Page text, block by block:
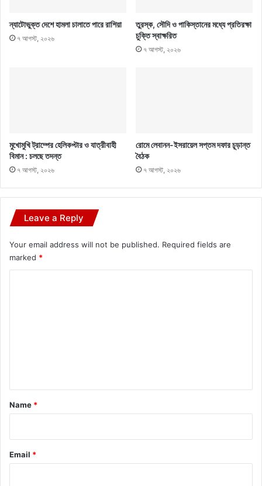
ন্যাটোভুক্ত দেশে হামলা চালাতে পারে রাশিয়া
৭ আগস্ট, ২০২৬
তুরস্ক, সৌদি ও পাকিস্তানের মধ্যে প্রতিরক্ষা
চুক্তি স্বাক্ষরিত
৭ আগস্ট, ২০২৬
মুখোমুখি ট্রাম্পের হেলিকপ্টার ও যাত্রীবাহী
বিমান : চলছে তদন্ত
৭ আগস্ট, ২০২৬
রোমে লেবানন-ইসরায়েল সপ্তম দফার চূড়ান্ত
বৈঠক
৭ আগস্ট, ২০২৬
Leave a Reply
Your email address will not be published. Required fields are
marked *
*
Name *
Email *